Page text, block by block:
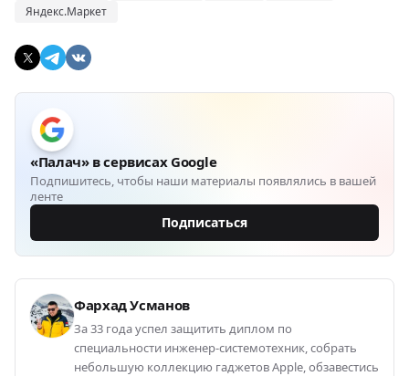
Яндекс.Маркет
«Палач» в сервисах Google
Подпишитесь, чтобы наши материалы появлялись в вашей
ленте
Подписаться
Фархад Усманов
За 33 года успел защитить диплом по
специальности инженер-системотехник, собрать
небольшую коллекцию гаджетов Apple, обзавестись